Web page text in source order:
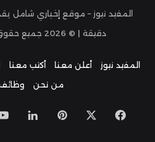
المفيد نيوز – موقع إخباري شامل
دقيقة | © 2026 جميع
المفيد نيوز أعلن معنا أكتب معنا
من نحن
فيسبوك بينتيريست